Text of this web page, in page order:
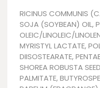
RICINUS COMMUNIS
SOJA (SOYBEAN) OIL,
OLEIC/LINOLEIC/
MYRISTYL LACTATE,
DIISOSTEARATE,
SHOREA ROBUSTA
PALMITATE,